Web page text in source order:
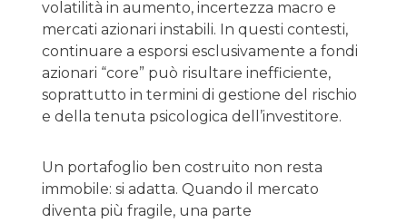
volatilità in aumento, incertezza macro e
mercati azionari instabili. In questi contesti,
continuare a esporsi esclusivamente a fondi
azionari “core” può risultare inefficiente,
soprattutto in termini di gestione del rischio
e della tenuta psicologica dell’investitore.
Un portafoglio ben costruito non resta
immobile: si adatta. Quando il mercato
diventa più fragile, una parte